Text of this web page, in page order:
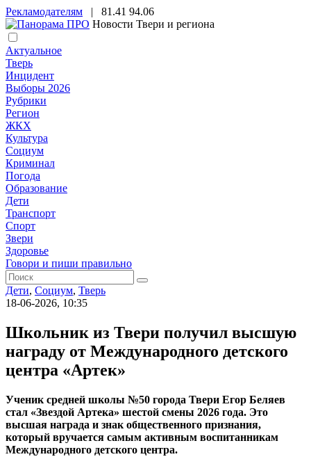
Рекламодателям | 81.41 94.06
Новости Твери и региона
Актуальное
Тверь
Инцидент
Выборы 2026
Рубрики
Регион
ЖКХ
Культура
Социум
Криминал
Погода
Образование
Дети
Транспорт
Спорт
Звери
Здоровье
Говори и пиши правильно
Дети, Социум, Тверь
18-06-2026, 10:35
Школьник из Твери получил высшую
награду от Международного детского
центра «Артек»
Ученик средней школы №50 города Твери Егор Беляев
стал «Звездой Артека» шестой смены 2026 года. Это
высшая награда и знак общественного признания,
который вручается самым активным воспитанникам
Международного детского центра.